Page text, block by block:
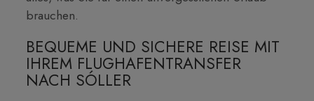
brauchen.
BEQUEME UND SICHERE REISE MIT
IHREM FLUGHAFENTRANSFER
NACH SÓLLER